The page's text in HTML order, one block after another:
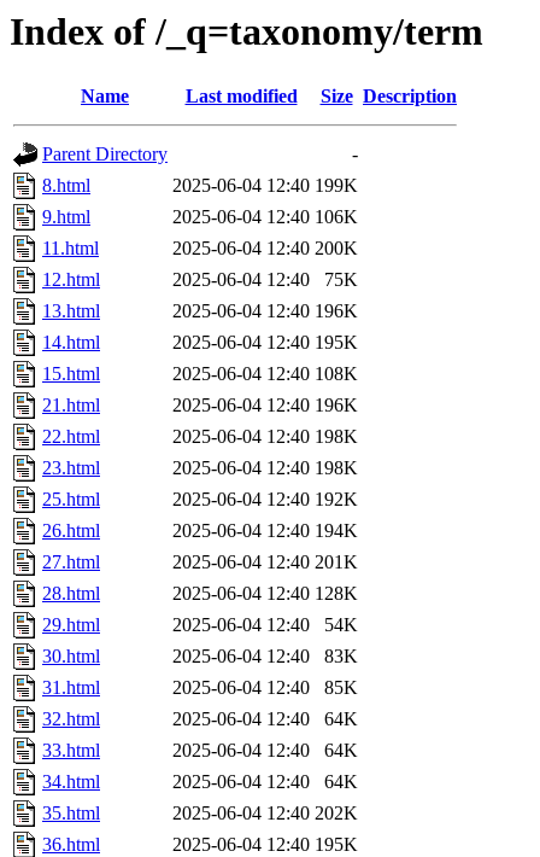
Index of /_q=taxonomy/term
Name Last modified Size Description
Parent Directory
-
8.html
2025-06-04 12:40 199K
9.html
2025-06-04 12:40 106K
11.html
2025-06-04 12:40 200K
12.html
2025-06-04 12:40
75K
13.html
2025-06-04 12:40 196K
14.html
2025-06-04 12:40 195K
15.html
2025-06-04 12:40 108K
21.html
2025-06-04 12:40 196K
22.html
2025-06-04 12:40 198K
23.html
2025-06-04 12:40 198K
25.html
2025-06-04 12:40 192K
26.html
2025-06-04 12:40 194K
27.html
2025-06-04 12:40 201K
28.html
2025-06-04 12:40 128K
29.html
2025-06-04 12:40
54K
30.html
2025-06-04 12:40
83K
31.html
2025-06-04 12:40
85K
32.html
2025-06-04 12:40
64K
33.html
2025-06-04 12:40
64K
34.html
2025-06-04 12:40
64K
35.html
2025-06-04 12:40 202K
36.html
2025-06-04 12:40 195K